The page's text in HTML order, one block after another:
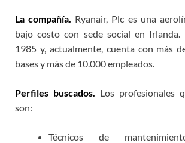
La compañía. Ryanair, Plc es una
bajo costo con sede social en Irlanda.
1985 y, actualmente, cuenta con más
bases y más de 10.000 empleados.
Perfiles buscados.
Los profesionales
son:
Técnicos de